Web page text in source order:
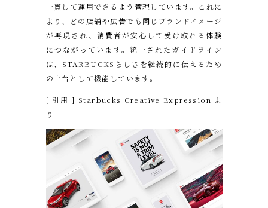
一貫して運用できるよう管理しています。これに
より、どの店舗や広告でも同じブランドイメージ
が再現され、消費者が安心して受け取れる体験
につながっています。統一されたガイドライン
は、STARBUCKSらしさを継続的に伝えるため
の土台として機能しています。
[ 引用 ] Starbucks Creative Expression よ
り